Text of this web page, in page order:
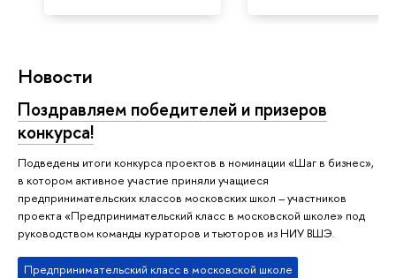
Новости
Поздравляем победителей и призеров
конкурса!
Подведены итоги конкурса проектов в номинации «Шаг в бизнес»,
в котором активное участие приняли учащиеся
предпринимательских классов московских школ – участников
проекта «Предпринимательский класс в московской школе» под
руководством команды кураторов и тьюторов из НИУ ВШЭ.
Предпринимательский класс в московской школе